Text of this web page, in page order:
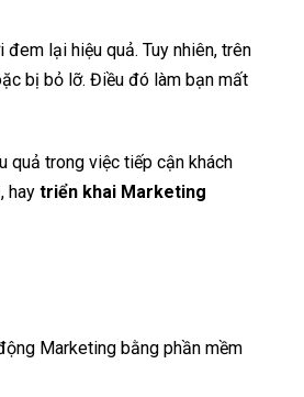
lại hiệu quả. Tuy nhiên, trên
bị bỏ lỡ. Điều đó làm bạn mất
quả trong việc tiếp cận khách
haytriển khai Marketing
Marketing bằng phần mềm